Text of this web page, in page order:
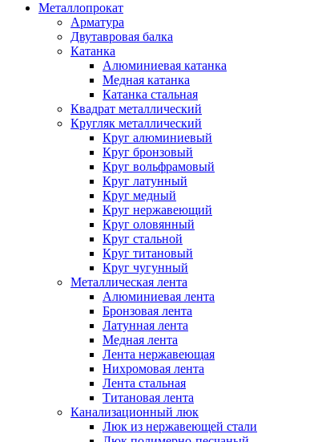
Металлопрокат
Арматура
Двутавровая балка
Катанка
Алюминиевая катанка
Медная катанка
Катанка стальная
Квадрат металлический
Кругляк металлический
Круг алюминиевый
Круг бронзовый
Круг вольфрамовый
Круг латунный
Круг медный
Круг нержавеющий
Круг оловянный
Круг стальной
Круг титановый
Круг чугунный
Металлическая лента
Алюминиевая лента
Бронзовая лента
Латунная лента
Медная лента
Лента нержавеющая
Нихромовая лента
Лента стальная
Титановая лента
Канализационный люк
Люк из нержавеющей стали